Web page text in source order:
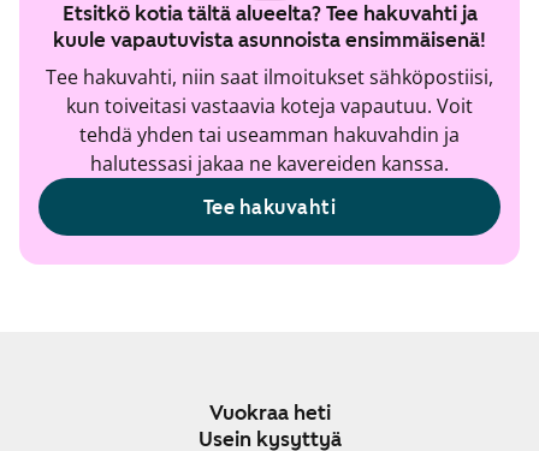
Etsitkö kotia tältä alueelta? Tee hakuvahti ja
kuule vapautuvista asunnoista ensimmäisenä!
Tee hakuvahti, niin saat ilmoitukset sähköpostiisi,
kun toiveitasi vastaavia koteja vapautuu. Voit
tehdä yhden tai useamman hakuvahdin ja
halutessasi jakaa ne kavereiden kanssa.
Tee hakuvahti
Vuokraa heti
Usein kysyttyä